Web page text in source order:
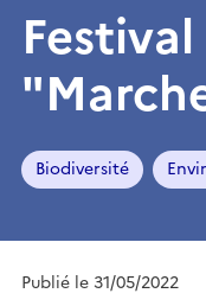
Biodiversité
Publié le 31/05/2022